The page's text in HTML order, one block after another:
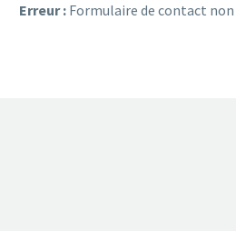
Erreur : Formulaire de contact